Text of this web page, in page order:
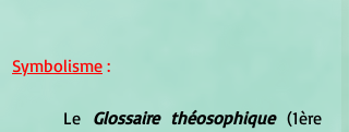
Symbolisme :
	Le
Glossaire théosophique (1ère